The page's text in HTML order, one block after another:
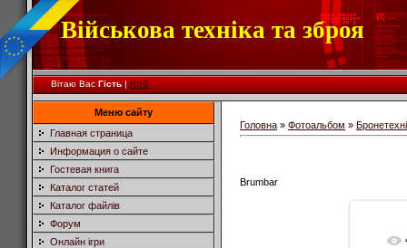
Військова техніка та зброя
Вітаю Вас Гість|RSS
Меню сайту
Главная страница
Информация о сайте
Гостевая книга
Каталог статей
Каталог файлів
Форум
Онлайн ігри
Головна » Фотоальбом »
Brumbar